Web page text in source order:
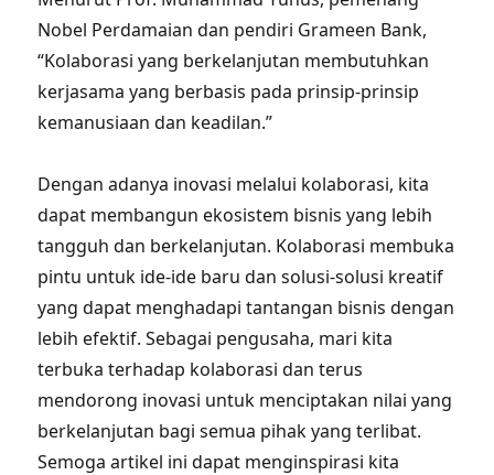
Nobel Perdamaian dan pendiri Grameen Bank,
“Kolaborasi yang berkelanjutan membutuhkan
kerjasama yang berbasis pada prinsip-prinsip
kemanusiaan dan keadilan.”
Dengan adanya inovasi melalui kolaborasi, kita
dapat membangun ekosistem bisnis yang lebih
tangguh dan berkelanjutan. Kolaborasi membuka
pintu untuk ide-ide baru dan solusi-solusi kreatif
yang dapat menghadapi tantangan bisnis dengan
lebih efektif. Sebagai pengusaha, mari kita
terbuka terhadap kolaborasi dan terus
mendorong inovasi untuk menciptakan nilai yang
berkelanjutan bagi semua pihak yang terlibat.
Semoga artikel ini dapat menginspirasi kita